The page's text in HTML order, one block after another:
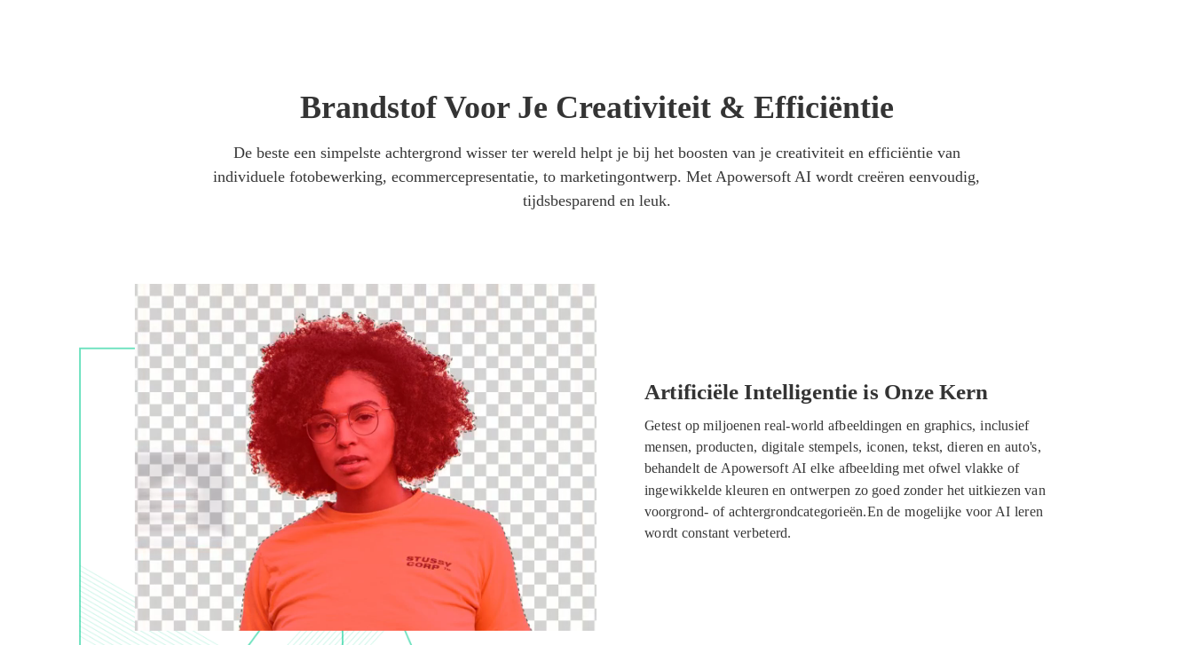
Brandstof Voor Je Creativiteit & Efficiëntie
De beste een simpelste achtergrond wisser ter wereld helpt je bij het boosten van je creativiteit en efficiëntie van
individuele fotobewerking, ecommercepresentatie, to marketingontwerp. Met Apowersoft AI wordt creëren eenvoudig,
tijdsbesparend en leuk.
Artificiële Intelligentie is Onze Kern
Getest op miljoenen real-world afbeeldingen en graphics, inclusief
mensen, producten, digitale stempels, iconen, tekst, dieren en auto's,
behandelt de Apowersoft AI elke afbeelding met ofwel vlakke of
ingewikkelde kleuren en ontwerpen zo goed zonder het uitkiezen van
voorgrond- of achtergrondcategorieën.En de mogelijke voor AI leren
wordt constant verbeterd.